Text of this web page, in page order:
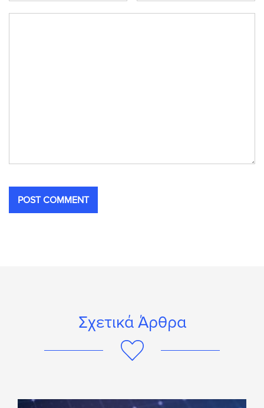
Σχετικά Άρθρα